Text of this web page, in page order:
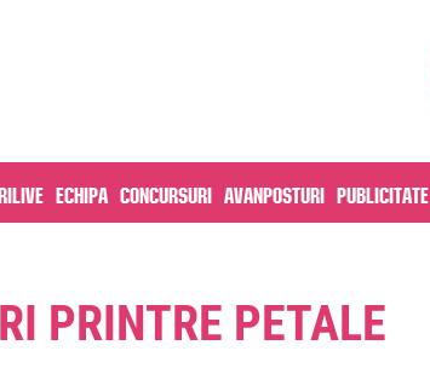
Echipa Concursuri Avanposturi Publicitate
PRINTRE PETALE